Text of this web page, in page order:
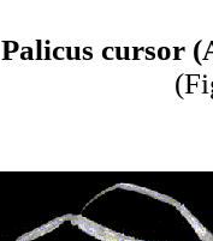
Palicus cursor